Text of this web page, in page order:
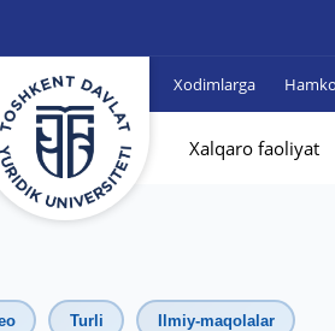
Xodimlarga
Xalqaro faoliyat
Turli Ilmiy-maqolalar